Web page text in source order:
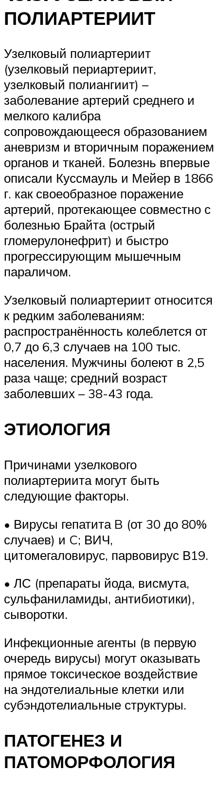
ПОЛИАРТЕРИИТ
Узелковый полиартериит
(узелковый периартериит,
узелковый полиангиит) –
заболевание артерий среднего и
мелкого калибра
сопровождающееся образованием
аневризм и вторичным поражением
органов и тканей. Болезнь впервые
описали Куссмауль и Мейер в 1866
г. как своеобразное поражение
артерий, протекающее совместно с
болезнью Брайта (острый
гломерулонефрит) и быстро
прогрессирующим мышечным
параличом.
Узелковый полиартериит относится
к редким заболеваниям:
распространённость колеблется от
0,7 до 6,3 случаев на 100 тыс.
населения. Мужчины болеют в 2,5
раза чаще; средний возраст
заболевших – 38-43 года.
ЭТИОЛОГИЯ
Причинами узелкового
полиартериита могут быть
следующие факторы.
• Вирусы гепатита B (от 30 до 80%
случаев) и C; ВИЧ,
цитомегаловирус, парвовирус В19.
• ЛС (препараты йода, висмута,
сульфаниламиды, антибиотики),
сыворотки.
Инфекционные агенты (в первую
очередь вирусы) могут оказывать
прямое токсическое воздействие
на эндотелиальные клетки или
субэндотелиальные структуры.
ПАТОГЕНЕЗ И
ПАТОМОРФОЛОГИЯ